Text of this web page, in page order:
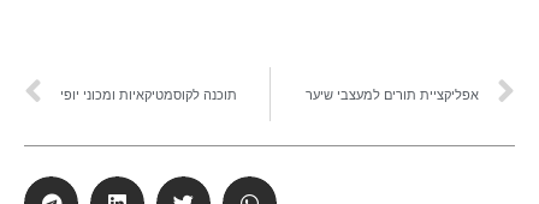
אפליקציית תורים למעצבי שיער תוכנה לקוסמטיקאיות ומכוני יופי